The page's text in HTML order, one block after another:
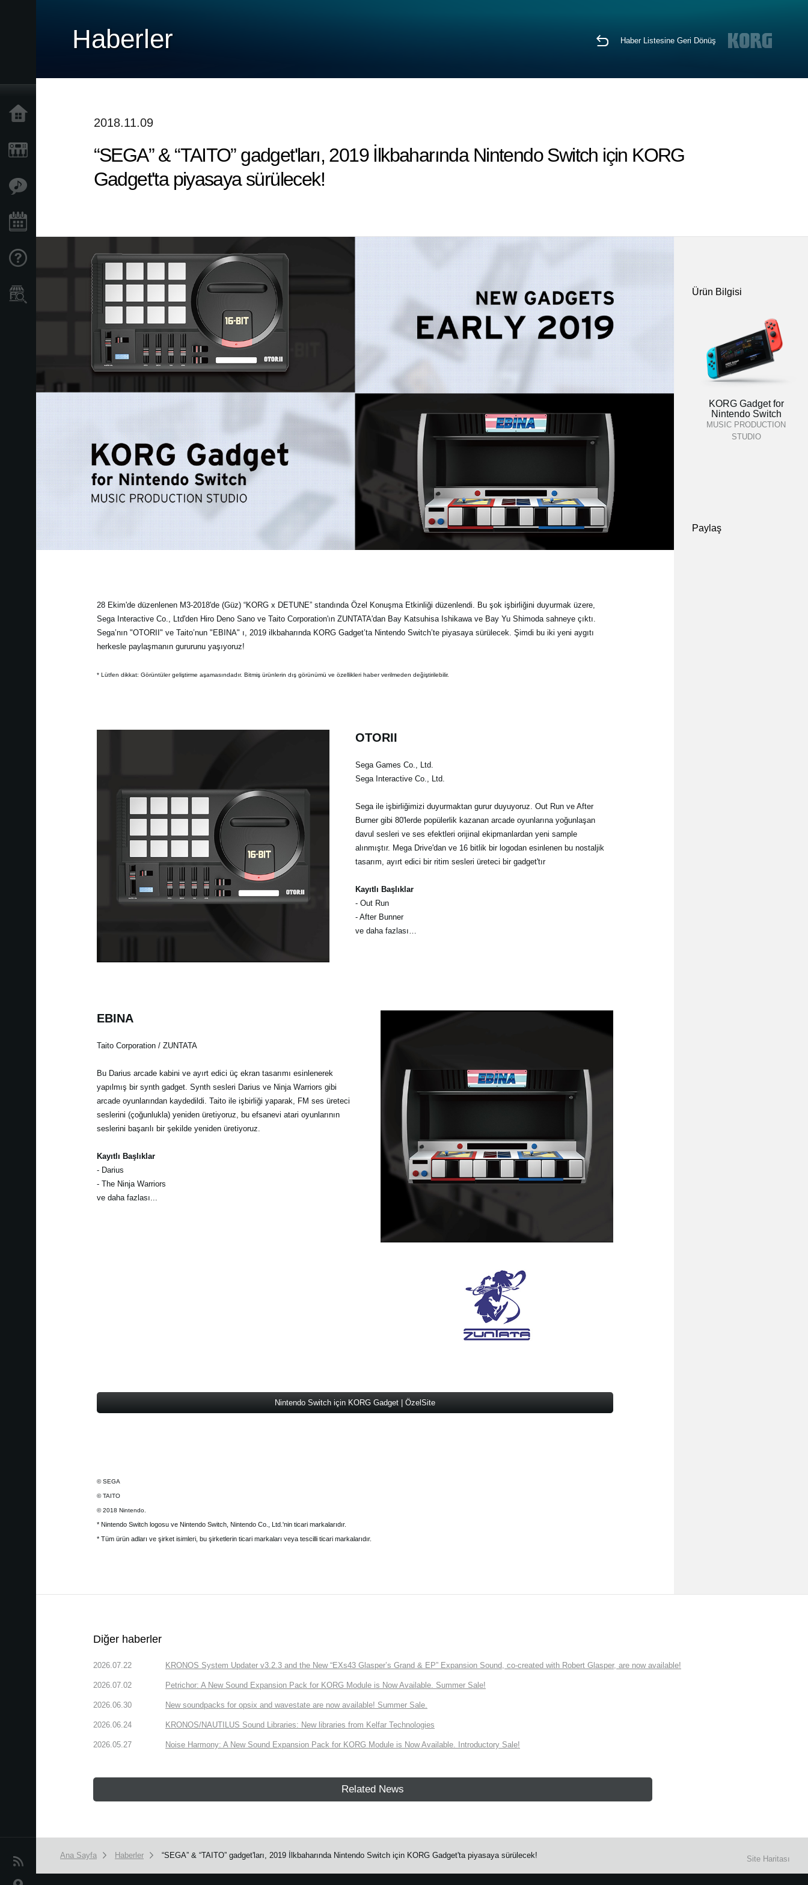
Mağaza Bulucu
Haberler
Haberler Haber Listesine Geri Dönüş
2018.11.09
“SEGA” & “TAITO” gadget'ları, 2019 İlkbaharında Nintendo Switch için KORG
Gadget'ta piyasaya sürülecek!
28 Ekim'de düzenlenen M3-2018'de (Güz) “KORG x DETUNE” standında Özel Konuşma Etkinliği düzenlendi. Bu şok işbirliğini duyurmak üzere,
Sega Interactive Co., Ltd'den Hiro Deno Sano ve Taito Corporation'ın ZUNTATA'dan Bay Katsuhisa Ishikawa ve Bay Yu Shimoda sahneye çıktı.
Sega’nın "OTORII" ve Taito’nun "EBINA" ı, 2019 ilkbaharında KORG Gadget’ta Nintendo Switch’te piyasaya sürülecek. Şimdi bu iki yeni aygıtı
herkesle paylaşmanın gururunu yaşıyoruz!
* Lütfen dikkat: Görüntüler geliştirme aşamasındadır. Bitmiş ürünlerin dış görünümü ve özellikleri haber verilmeden değiştirilebilir.
OTORII
Sega Games Co., Ltd.
Sega Interactive Co., Ltd.
Sega ile işbirliğimizi duyurmaktan gurur duyuyoruz. Out Run ve After
Burner gibi 80'lerde popülerlik kazanan arcade oyunlarına yoğunlaşan
davul sesleri ve ses efektleri orijinal ekipmanlardan yeni sample
alınmıştır. Mega Drive'dan ve 16 bitlik bir logodan esinlenen bu nostaljik
tasarım, ayırt edici bir ritim sesleri üreteci bir gadget'tır
Kayıtlı Başlıklar
- Out Run
- After Bunner
ve daha fazlası…
EBINA
Taito Corporation / ZUNTATA
Bu Darius arcade kabini ve ayırt edici üç ekran tasarımı esinlenerek
yapılmış bir synth gadget. Synth sesleri Darius ve Ninja Warriors gibi
arcade oyunlarından kaydedildi. Taito ile işbirliği yaparak, FM ses üreteci
seslerini (çoğunlukla) yeniden üretiyoruz, bu efsanevi atari oyunlarının
seslerini başarılı bir şekilde yeniden üretiyoruz.
Kayıtlı Başlıklar
- Darius
- The Ninja Warriors
ve daha fazlası...
Nintendo Switch için KORG Gadget | ÖzelSite
© SEGA
© TAITO
© 2018 Nintendo.
* Nintendo Switch logosu ve Nintendo Switch, Nintendo Co., Ltd.'nin ticari markalarıdır.
* Tüm ürün adları ve şirket isimleri, bu şirketlerin ticari markaları veya tescilli ticari markalarıdır.
Ürün Bilgisi
KORG Gadget for
Nintendo Switch
MUSIC PRODUCTION
STUDIO
Paylaş
Diğer haberler
2026.07.22 KRONOS System Updater v3.2.3 and the New “EXs43 Glasper’s Grand & EP” Expansion Sound, co-created with Robert Glasper, are now available!
2026.07.02 Petrichor: A New Sound Expansion Pack for KORG Module is Now Available. Summer Sale!
2026.06.30 New soundpacks for opsix and wavestate are now available! Summer Sale.
2026.06.24 KRONOS/NAUTILUS Sound Libraries: New libraries from Kelfar Technologies
2026.05.27 Noise Harmony: A New Sound Expansion Pack for KORG Module is Now Available. Introductory Sale!
Related News
Ana Sayfa Haberler “SEGA” & “TAITO” gadget'ları, 2019 İlkbaharında Nintendo Switch için KORG Gadget'ta piyasaya sürülecek! Site Haritası